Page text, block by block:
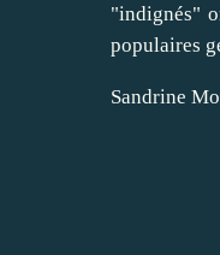
"indignés"
populaires
Sandrine